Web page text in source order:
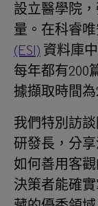
設立醫學院
量。在科睿
(ESI) 資料庫
每年都有200
據擷取時間為
我們特別訪
研發長，分
如何善用客
決策者能確